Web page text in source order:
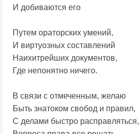
И добиваются его
Путем ораторских умений,
И виртуозных составлений
Наихитрейших документов,
Где непонятно ничего.
В связи с отмеченным, желаю
Быть знатоком свобод и правил,
С делами быстро расправляться,